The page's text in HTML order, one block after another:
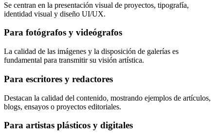
Se centran en la presentación visual de proyectos, tipografía,
identidad visual y diseño UI/UX.
Para fotógrafos y videógrafos
La calidad de las imágenes y la disposición de galerías es
fundamental para transmitir su visión artística.
Para escritores y redactores
Destacan la calidad del contenido, mostrando ejemplos de artículos,
blogs, ensayos o proyectos editoriales.
Para artistas plásticos y digitales